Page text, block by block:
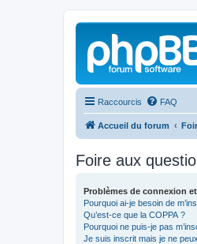
Raccourcis FAQ
Accueil du forum
Foire aux
Problèmes de connexion
Pourquoi ai-je besoin de
Qu’est-ce que la COPPA ?
Pourquoi ne puis-je pas
Je suis inscrit mais je ne